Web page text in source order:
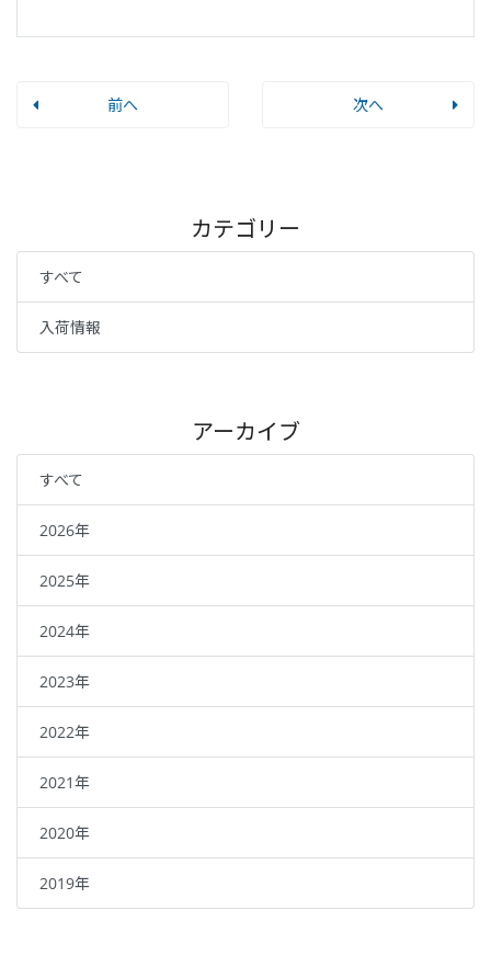
前へ 次へ
カテゴリー
すべて
入荷情報
アーカイブ
すべて
2026年
2025年
2024年
2023年
2022年
2021年
2020年
2019年